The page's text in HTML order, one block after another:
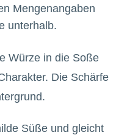
Mengenangaben
unterhalb.
Würze in die Soße
Die Schärfe
Süße und gleicht